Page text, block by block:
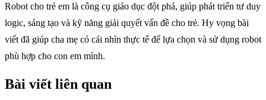
Robot cho trẻ em là công cụ giáo dục đột phá, giúp phát triển tư duy
logic, sáng tạo và kỹ năng giải quyết vấn đề cho trẻ. Hy vọng bài
viết đã giúp cha mẹ có cái nhìn thực tế để lựa chọn và sử dụng robot
phù hợp cho con em mình.
Bài viết liên quan